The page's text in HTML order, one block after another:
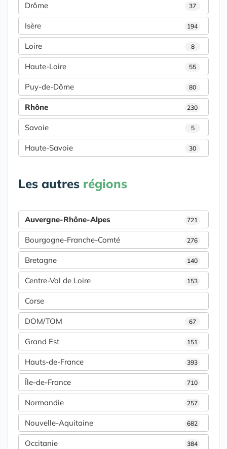
Drôme 37
Isère 194
Loire 8
Haute-Loire 55
Puy-de-Dôme 80
Rhône 230
Savoie 5
Haute-Savoie 30
Les autres régions
Auvergne-Rhône-Alpes 721
Bourgogne-Franche-Comté 276
Bretagne 140
Centre-Val de Loire 153
Corse
DOM/TOM 67
Grand Est 151
Hauts-de-France 393
Île-de-France 710
Normandie 257
Nouvelle-Aquitaine 682
Occitanie 384